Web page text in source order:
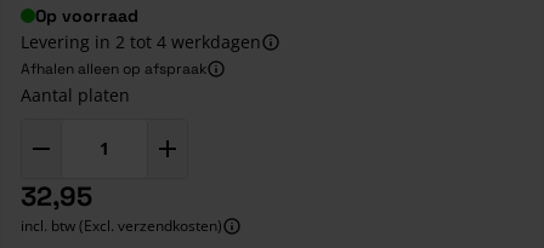
Op voorraad
Levering in 2 tot 4 werkdagen
Afhalen alleen op afspraak
Aantal platen
32,95
incl. btw (Excl. verzendkosten)